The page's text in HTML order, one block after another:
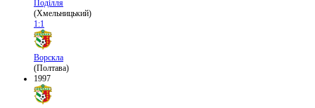
Поділля
(Хмельницький)
1:1
Ворскла
(Полтава)
1997